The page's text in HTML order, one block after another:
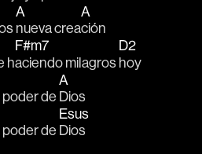
A
nueva crea
A
ción
h
F#m7
aciendo milagros
D2
hoy
poder de
A
Dios
poder de
Esus
Dios